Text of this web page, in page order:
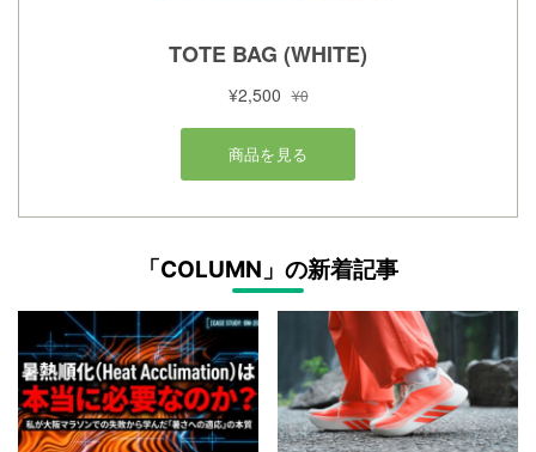
「COLUMN」の新着記事